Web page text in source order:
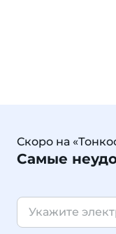
Скоро на
Самые